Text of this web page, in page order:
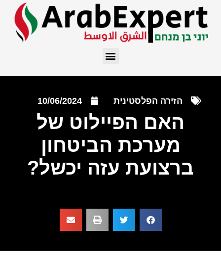
הזירה הפלסטינית 10/06/2024
האם הפיילוט של
מערכת הביטחון
ברצועת עזה יכשל?